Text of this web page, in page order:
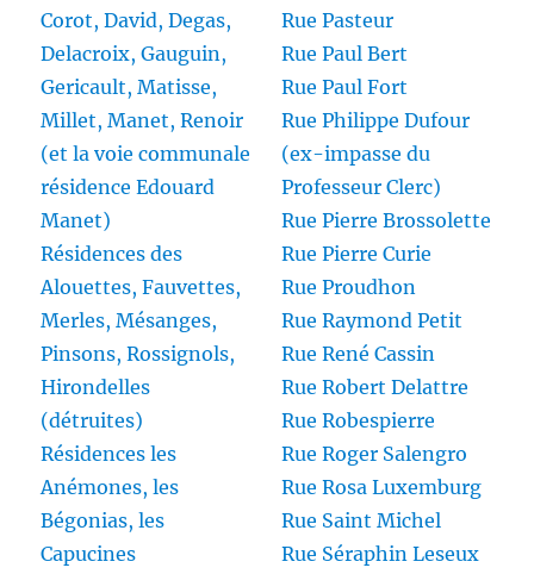
Corot, David, Degas,
Delacroix, Gauguin,
Gericault, Matisse,
Millet, Manet, Renoir
(et la voie communale
résidence Edouard
Manet)
Résidences des
Alouettes, Fauvettes,
Merles, Mésanges,
Pinsons, Rossignols,
Hirondelles
(détruites)
Résidences les
Anémones, les
Bégonias, les
Capucines
Rue Pasteur
Rue Paul Bert
Rue Paul Fort
Rue Philippe Dufour
(ex-impasse du
Professeur Clerc)
Rue Pierre Brossolette
Rue Pierre Curie
Rue Proudhon
Rue Raymond Petit
Rue René Cassin
Rue Robert Delattre
Rue Robespierre
Rue Roger Salengro
Rue Rosa Luxemburg
Rue Saint Michel
Rue Séraphin Leseux